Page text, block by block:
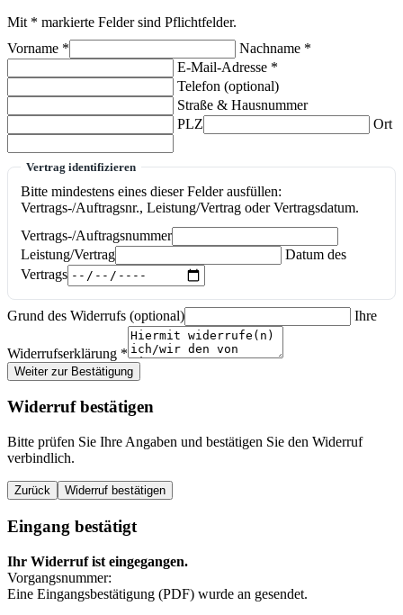
Mit * markierte Felder sind Pflichtfelder.
Vorname * Nachname *
E-Mail-Adresse *
Telefon (optional)
Straße & Hausnummer
PLZ
Ort
Vertrag identifizieren
Bitte mindestens eines dieser Felder ausfüllen:
Vertrags-/Auftragsnr., Leistung/Vertrag oder Vertragsdatum.
Vertrags-/Auftragsnummer
Leistung/Vertrag
Datum des
Vertrags
Grund des Widerrufs (optional) Ihre
Widerrufserklärung *
Weiter zur Bestätigung
Widerruf bestätigen
Bitte prüfen Sie Ihre Angaben und bestätigen Sie den Widerruf
verbindlich.
Zurück Widerruf bestätigen
Eingang bestätigt
Ihr Widerruf ist eingegangen.
Vorgangsnummer:
Eine Eingangsbestätigung (PDF) wurde an gesendet.